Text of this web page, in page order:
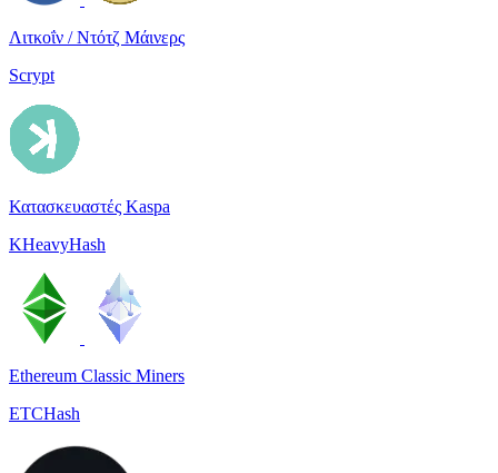
Λιτκοΐν / Ντότζ Μάινερς
Scrypt
Κατασκευαστές Kaspa
KHeavyHash
Ethereum Classic Miners
ETCHash